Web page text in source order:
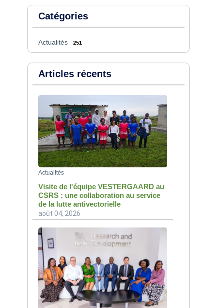
Catégories
Actualités 251
Articles récents
Actualités
Visite de l'équipe VESTERGAARD au
CSRS : une collaboration au service
de la lutte antivectorielle
août 04, 2026